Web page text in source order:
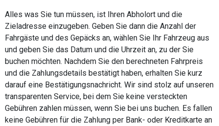
Alles was Sie tun müssen, ist Ihren Abholort und die
Zieladresse einzugeben. Geben Sie dann die Anzahl der
Fahrgäste und des Gepäcks an, wählen Sie Ihr Fahrzeug aus
und geben Sie das Datum und die Uhrzeit an, zu der Sie
buchen möchten. Nachdem Sie den berechneten Fahrpreis
und die Zahlungsdetails bestätigt haben, erhalten Sie kurz
darauf eine Bestätigungsnachricht. Wir sind stolz auf unseren
transparenten Service, bei dem Sie keine versteckten
Gebühren zahlen müssen, wenn Sie bei uns buchen. Es fallen
keine Gebühren für die Zahlung per Bank- oder Kreditkarte an